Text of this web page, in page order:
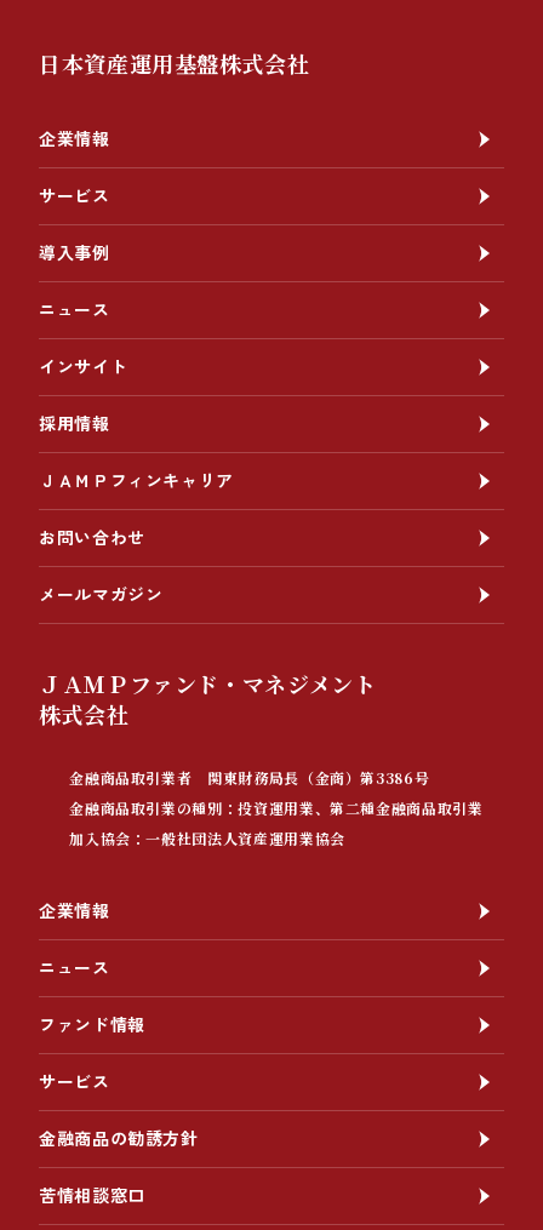
日本資産運用基盤株式会社
企業情報
サービス
導入事例
ニュース
インサイト
採用情報
ＪＡＭＰフィンキャリア
お問い合わせ
メールマガジン
ＪＡＭＰファンド・マネジメント
株式会社
金融商品取引業者 関東財務局長（金商）第3386号
金融商品取引業の種別：投資運用業、第二種金融商品取引業
加入協会：一般社団法人資産運用業協会
企業情報
ニュース
ファンド情報
サービス
金融商品の勧誘方針
苦情相談窓口